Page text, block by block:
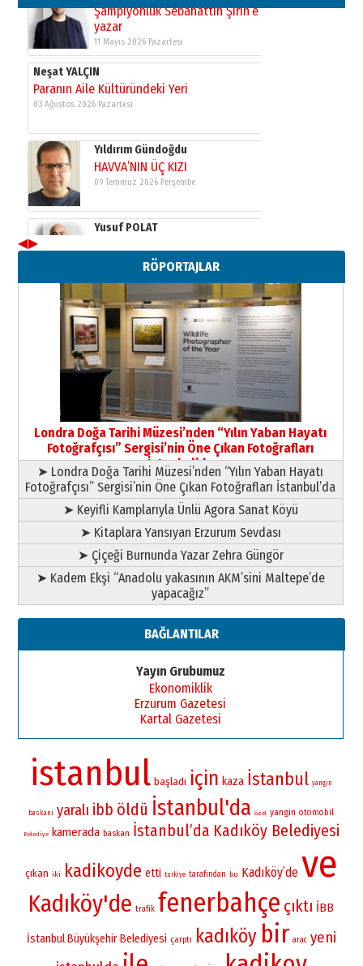
Neşat YALÇIN
Paranın Aile Kültüründeki Yeri
03 Ağustos 2026 Pazartesi
Yıldırım Gündoğdu
HAVVA’NIN ÜÇ KIZI
Yusuf POLAT
Şampiyonluk Sebahattin Şirin’e
11 Mayıs 2026 Pazartesi
Neşat YALÇIN
Paranın Aile Kültüründeki Yeri
03 Ağustos 2026 Pazartesi
Yıldırım Gündoğdu
HAVVA’NIN ÜÇ KIZI
09 Temmuz 2026 Perşembe
Yusuf POLAT
Şampiyonluk Sebahattin Şirin’e
yazar
11 Mayıs 2026 Pazartesi
◀▶
RÖPORTAJLAR
Londra Doğa Tarihi Müzesi’nden “Yılın Yaban Hayatı
Fotoğrafçısı” Sergisi’nin Öne Çıkan Fotoğrafları
İstanbul’da
➤ Londra Doğa Tarihi Müzesi’nden “Yılın Yaban Hayatı
Fotoğrafçısı” Sergisi’nin Öne Çıkan Fotoğrafları İstanbul’da
➤ Keyifli Kamplarıyla Ünlü Agora Sanat Köyü
➤ Kitaplara Yansıyan Erzurum Sevdası
➤ Çiçeği Burnunda Yazar Zehra Güngör
➤ Kadem Ekşi “Anadolu yakasının AKM’sini Maltepe’de
yapacağız”
BAĞLANTILAR
Yayın Grubumuz
Ekonomiklik
Erzurum Gazetesi
Kartal Gazetesi
istanbul başladı için kaza İstanbul yangın
baskani yaralı ibb öldü İstanbul'da özel yangin otomobil
Belediye kamerada baskan İstanbul’da Kadıköy Belediyesi
çıkan iki kadikoyde etti turkiye tarafından bu Kadıköy’de ve
Kadıköy'de trafik fenerbahçe çıktı İBB
İstanbul Büyükşehir Belediyesi çarptı kadıköy bir arac yeni